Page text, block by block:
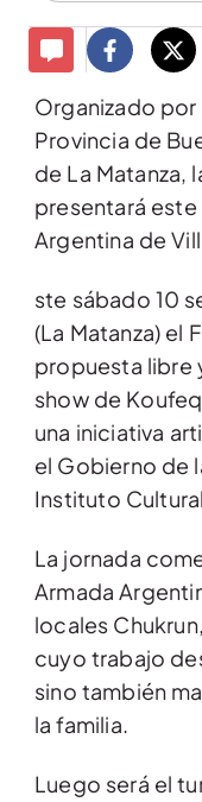
Organizado
Provincia de
de La Matanza,
presentará este
Argentina de
ste sábado 10
(La Matanza) el
propuesta libre
show de
una iniciativa
el Gobierno de
Instituto
La jornada
Armada
locales
cuyo trabajo
sino también
la familia.
Luego será el